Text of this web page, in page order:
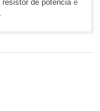
resistor de potência e